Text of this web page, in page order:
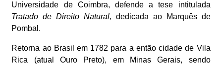
Universidade de Coimbra, defende a tese intitulada
Tratado de Direito Natural, dedicada ao Marquês de
Pombal.
Retorna ao Brasil em 1782 para a então cidade de Vila
Rica (atual Ouro Preto), em Minas Gerais, sendo